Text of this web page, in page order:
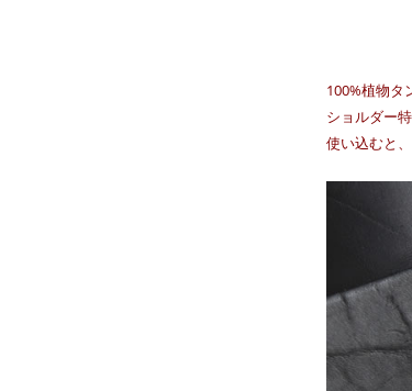
100%植物タ
ショルダー
使い込むと